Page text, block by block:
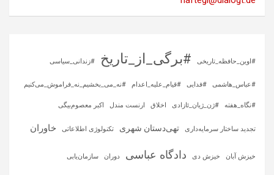
#اوین_حافظه_تاریخی #برگی_از_تاریخ #زندانی_سیاسی
#عباس_هاشمی #فدایی #قیام_علیه_اعدام #نه_می_بخشیم_نه_فراموش_می‌کنیم
#نگاه_هفته #ژن_ژیان_ئازادی اخلاق ارنست مندل اکبر معصوم‌بیگی
تجدید ساختار سرمایه‌داری تهی‌دستان شهری تکنولوژی اطلاعاتی خاوران
خیزش آبان خیزش دی دادگاه عباسی دوران سازمان‌یابی